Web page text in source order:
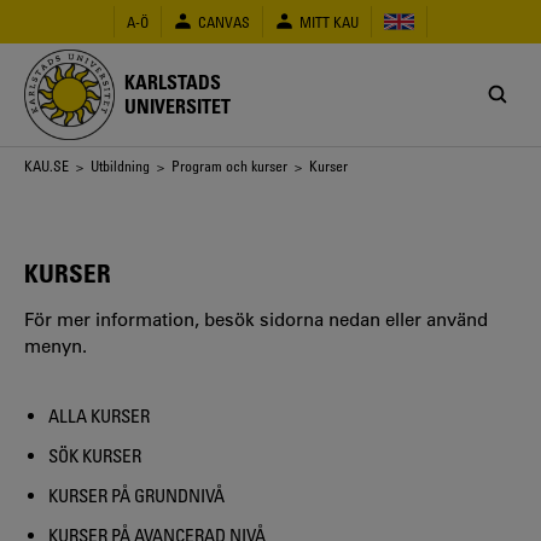
huvudinnehåll
A-Ö CANVAS MITT KAU
KARLSTADS
UNIVERSITET
Länkstig
KAU.SE > Utbildning > Program och kurser > Kurser
KURSER
För mer information, besök sidorna nedan eller använd
menyn.
ALLA KURSER
SÖK KURSER
KURSER PÅ GRUNDNIVÅ
KURSER PÅ AVANCERAD NIVÅ